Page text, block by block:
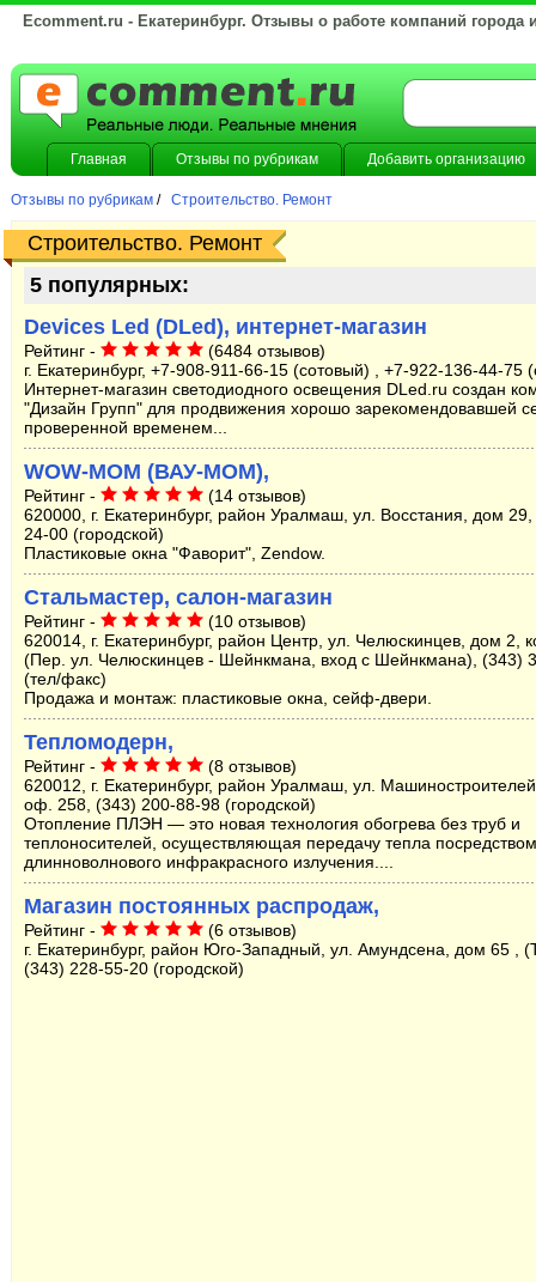
Ecomment.ru - Екатеринбург. Отзывы о работе компаний города
Главная Отзывы по рубрикам Добавить организацию
Отзывы по рубрикам / Строительство. Ремонт
Строительство. Ремонт
5 популярных:
Devices Led (DLed), интернет-магазин
Рейтинг -
(6484 отзывов)
г. Екатеринбург, +7-908-911-66-15 (сотовый) , +7-922-136-44-75
Интернет-магазин светодиодного освещения DLed.ru создан
"Дизайн Групп" для продвижения хорошо зарекомендовавшей
проверенной временем...
WOW-MOM (ВАУ-МОМ),
Рейтинг -
(14 отзывов)
620000, г. Екатеринбург, район Уралмаш, ул. Восстания, дом
24-00 (городской)
Пластиковые окна "Фаворит", Zendow.
Стальмастер, салон-магазин
Рейтинг -
(10 отзывов)
620014, г. Екатеринбург, район Центр, ул. Челюскинцев, дом 2,
(Пер. ул. Челюскинцев - Шейнкмана, вход с Шейнкмана), (343)
(тел/факс)
Продажа и монтаж: пластиковые окна, сейф-двери.
Тепломодерн,
Рейтинг -
(8 отзывов)
620012, г. Екатеринбург, район Уралмаш, ул.
оф. 258, (343) 200-88-98 (городской)
Отопление ПЛЭН — это новая технология обогрева без труб и
теплоносителей, осуществляющая передачу тепла посредством
длинноволнового инфракрасного излучения....
Магазин постоянных распродаж,
Рейтинг -
(6 отзывов)
г. Екатеринбург, район Юго-Западный, ул. Амундсена, дом 65 ,
(343) 228-55-20 (городской)